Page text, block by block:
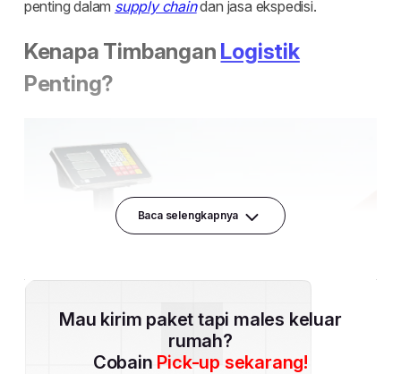
Baca selengkapnya
Mau kirim paket tapi males keluar
rumah?
Cobain Pick-up sekarang!